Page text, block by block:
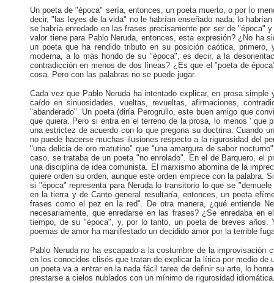
Un poeta de "época" sería, entonces, un poeta muerto, o por lo
decir, "las leyes de la vida" no le habrían enseñado nada; lo
se habría enredado en las frases precisamente por ser de "época"
valor tiene para Pablo Neruda, entonces, esta expresión? ¿No ha
un poeta que ha rendido tributo en su posición caótica,
moderna, a lo más hondo de su "época", es decir, a la
contradicción en menos de dos líneas? ¿Es que el "poeta de
cosa. Pero con las palabras no se puede jugar.
Cada vez que Pablo Neruda ha intentado explicar, en prosa
caído en sinuosidades, vueltas, revueltas, afirmaciones,
"abanderado". Un poeta (diría Perogrullo, este buen amigo que
que quiera. Pero si entra en el terreno de la prosa, lo menos '
una estrictez de acuerdo con lo que pregona su doctrina. Cuando
no puede hacerse muchas ilusiones respecto a la rigurosidad del
"una delicia de oro matutino" que "una amargura de sabor
caso, se trataba de un poeta "no enrolado". En el de Barquero, el
una disciplina de idea comunista. El marxismo abomina de la
quiere orden su orden, aunque este orden empiece con la palabra.
si "época" representa para Neruda lo transitorio lo que se
en la tierra y de Canto general resultaría, entonces, un poeta
frases como el pez en la red". De otra manera, ¿qué entiende
necesariamente, que enredarse en las frases? ¿Se enredaba en
tiempo, de su "época", y, por lo tanto, un poeta de breves
poemas de amor ha manifestado un decidido amor por la terrible
Pablo Neruda no ha escapado a la costumbre de la
en los conocidos clisés que tratan de explicar la lírica por medio
un poeta va a entrar en la nada fácil tarea de definir su arte, lo
prestarse a cielos nublados con un mínimo de rigurosidad